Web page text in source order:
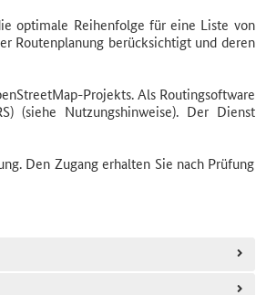
optimale Reihenfolge für eine Liste von
Routenplanung berücksichtigt und deren
Projekts. Als Routingsoftware
(siehe Nutzungshinweise). Der Dienst
Den Zugang erhalten Sie nach Prüfung